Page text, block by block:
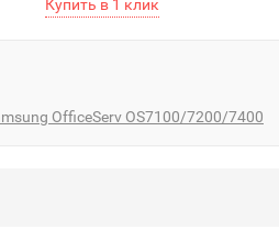
OfficeServ OS7100/7200/7400